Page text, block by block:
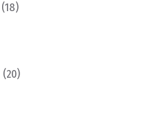
(18)
(20)